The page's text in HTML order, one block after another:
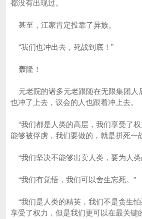
都没有出现过。
甚至，江家肯定投靠了异族。
“我们也冲出去，死战到底！”
轰隆！
元老院的诸多元老跟随在无限集团人
也冲了上去，议会的人也跟着冲上去。
“我们都是人类的高层，我们享受了
能够被俘虏，我们要做的，就是拼死一
“我们坚决不能够出卖人类，要为人
“我们有觉悟，我们可以舍生忘死。”
“我们是人类的精英，我们不是贪生
享受了权力，但是我们更可以在最关键